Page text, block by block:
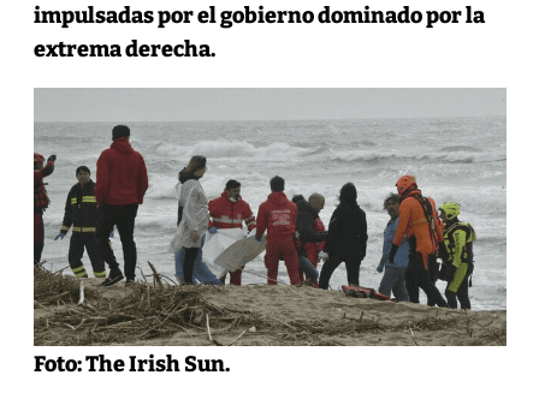
impulsadas por el gobierno dominado por la
extrema derecha.
Foto: The Irish Sun.